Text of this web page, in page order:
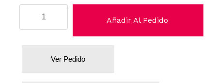
Añadir Al Pedido
Ver Pedido